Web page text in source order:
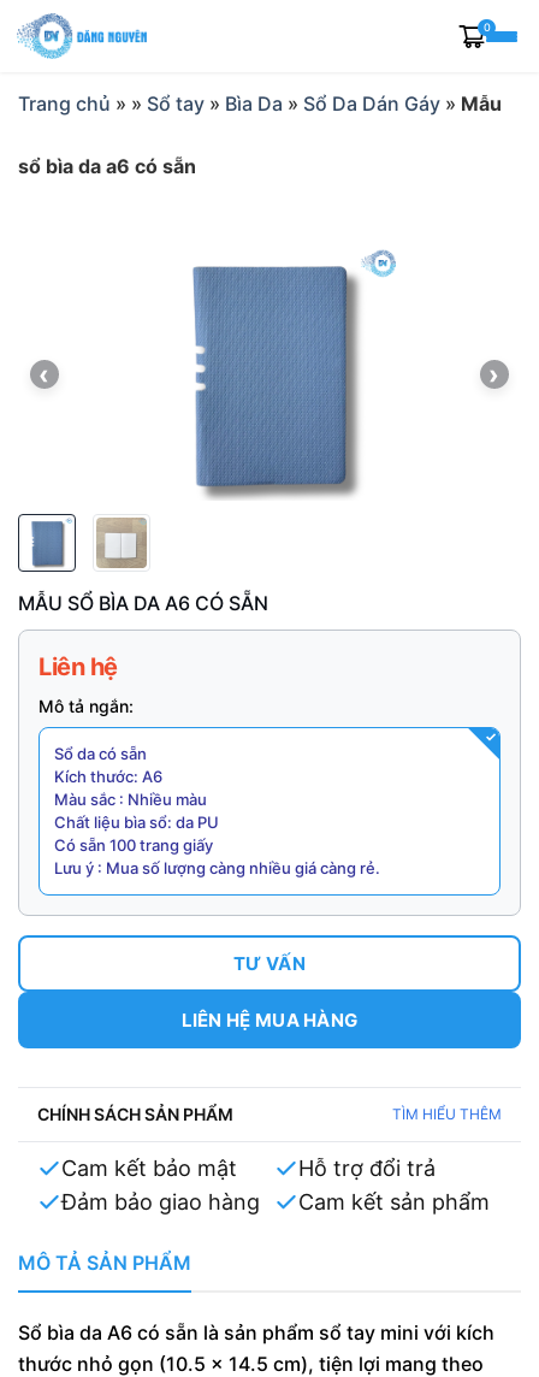
Skip
to
0
Trang chủ » » Sổ tay » Bìa Da » Sổ Da Dán Gáy » Mẫu
sổ bìa da a6 có sẵn
‹ ›
MẪU SỔ BÌA DA A6 CÓ SẴN
Liên hệ
Mô tả ngắn:
Sổ da có sẵn
Kích thước: A6
Màu sắc : Nhiều màu
Chất liệu bìa sổ: da PU
Có sẵn 100 trang giấy
Lưu ý : Mua số lượng càng nhiều giá càng rẻ.
TƯ VẤN
LIÊN HỆ MUA HÀNG
CHÍNH SÁCH SẢN PHẨM TÌM HIỂU THÊM
Cam kết bảo mật
Hỗ trợ đổi trả
Đảm bảo giao hàng
Cam kết sản phẩm
MÔ TẢ SẢN PHẨM
Sổ bìa da A6 có sẵn là sản phẩm sổ tay mini với kích
thước nhỏ gọn (10.5 x 14.5 cm), tiện lợi mang theo